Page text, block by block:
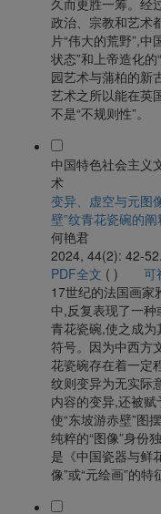
政治、宗教和艺术
片“伟大的荒野”,
状态”和上帝造化
园艺术与蒲柏的新
艺术之所以能在英
不是“不规则性”。
中国特色社会主义
术
变异、虚空与元图
壁”纹青花瓷碗的阐
何艳君
2024, 44(2): 42-52.
PDF全文 ( ) 可
17世纪的法国画家
中,反复表现了一种
青花瓷碗,使之成为
符号。因为中西方
花瓷碗存在着一定
纹则变异为无实际
内容的变异,还被
使“东坡游赤壁”图
纯粹的“图像”身份
是《中国瓷器与鲜
像”或“元绘画”的特